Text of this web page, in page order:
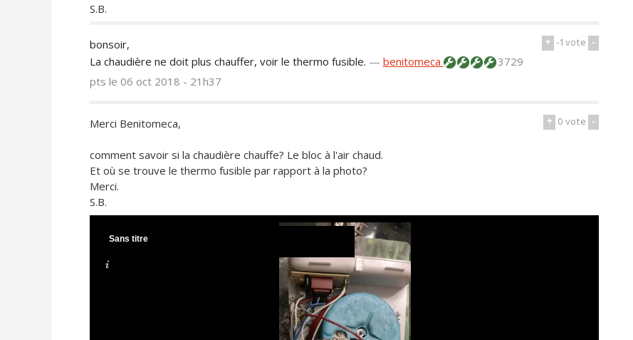
S.B.
+ -1vote -
bonsoir,
La chaudière ne doit plus chauffer, voir le thermo fusible. — benitomeca
3729
pts le 06 oct 2018 - 21h37
+ 0vote -
Merci Benitomeca,
comment savoir si la chaudière chauffe? Le bloc à l'air chaud.
Et où se trouve le thermo fusible par rapport à la photo?
Merci.
S.B.
Sans titre